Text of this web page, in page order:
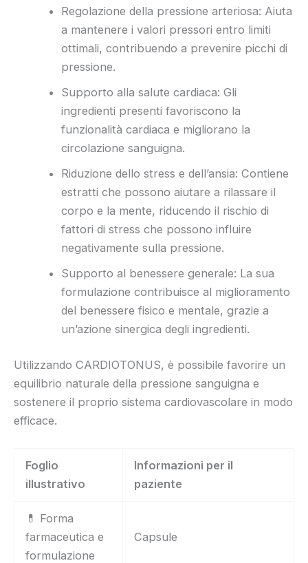
Regolazione della pressione arteriosa: Aiuta
a mantenere i valori pressori entro limiti
ottimali, contribuendo a prevenire picchi di
pressione.
Supporto alla salute cardiaca: Gli
ingredienti presenti favoriscono la
funzionalità cardiaca e migliorano la
circolazione sanguigna.
Riduzione dello stress e dell’ansia: Contiene
estratti che possono aiutare a rilassare il
corpo e la mente, riducendo il rischio di
fattori di stress che possono influire
negativamente sulla pressione.
Supporto al benessere generale: La sua
formulazione contribuisce al miglioramento
del benessere fisico e mentale, grazie a
un’azione sinergica degli ingredienti.
Utilizzando CARDIOTONUS, è possibile favorire un
equilibrio naturale della pressione sanguigna e
sostenere il proprio sistema cardiovascolare in modo
efficace.
Foglio
illustrativo
Informazioni per il
paziente
💊 Forma
farmaceutica e
formulazione
Capsule